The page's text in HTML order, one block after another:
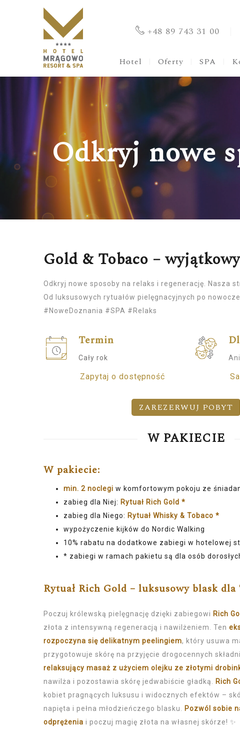
+48 89 743 31 00
Hotel Oferty SPA
Odkryj nowe
Gold & Tobaco –
Odkryj nowe sposoby na relaks i regenerację. Nasza
Od luksusowych rytuałów pielęgnacyjnych po
#NoweDoznania #SPA #Relaks
Termin
Cały rok
Zapytaj o dostępność
ZAREZERWUJ POBYT
W PAKIECIE
W pakiecie:
min. 2 noclegi w komfortowym pokoju ze
zabieg dla Niej: Rytuał Rich Gold *
zabieg dla Niego: Rytuał Whisky & Tobaco *
wypożyczenie kijków do Nordic Walking
10% rabatu na dodatkowe zabiegi w hotelowej
* zabiegi w ramach pakietu są dla osób
Rytuał Rich Gold – luksusowy blask
Poczuj królewską pielęgnację dzięki zabiegowi Rich
złota z intensywną regeneracją i nawilżeniem. Ten
rozpoczyna się delikatnym peelingiem, który usuwa
przygotowuje skórę na przyjęcie drogocennych
relaksujący masaż z użyciem olejku ze złotymi
nawilża i pozostawia skórę jedwabiście gładką.
Rich
kobiet pragnących luksusu i widocznych efektów –
napięta i pełna młodzieńczego blasku.
Pozwól sobie
odprężenia i poczuj magię złota na własnej skórze! ✨